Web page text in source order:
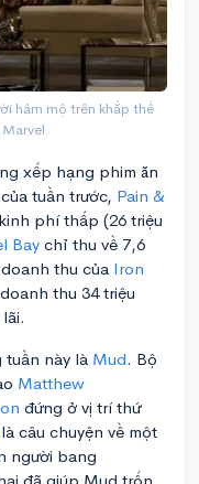
hâm mộ trên khắp thế
xếp hạng phim ăn
tuần trước, Pain &
phí thấp (26 triệu
Bay chỉ thu về 7,6
thu của Iron
thu 34 triệu
tuần này là Mud. Bộ
Matthew
đứng ở vị trí thứ
là câu chuyện về một
người bang